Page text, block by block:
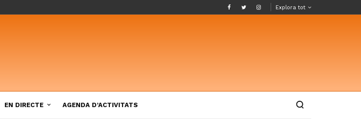
Explora tot
EN DIRECTE AGENDA D’ACTIVITATS